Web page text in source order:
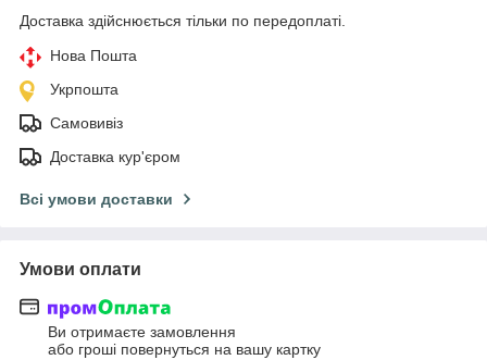
Доставка здійснюється тільки по передоплаті.
Нова Пошта
Укрпошта
Самовивіз
Доставка кур'єром
Всі умови доставки
Умови оплати
Ви отримаєте замовлення
або гроші повернуться на вашу картку